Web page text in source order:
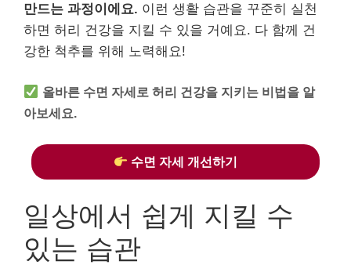
만드는 과정이에요. 이런 생활 습관을 꾸준히 실천
하면 허리 건강을 지킬 수 있을 거예요. 다 함께 건
강한 척추를 위해 노력해요!
올바른 수면 자세로 허리 건강을 지키는 비법을 알
아보세요.
수면 자세 개선하기
일상에서 쉽게 지킬 수
있는 습관